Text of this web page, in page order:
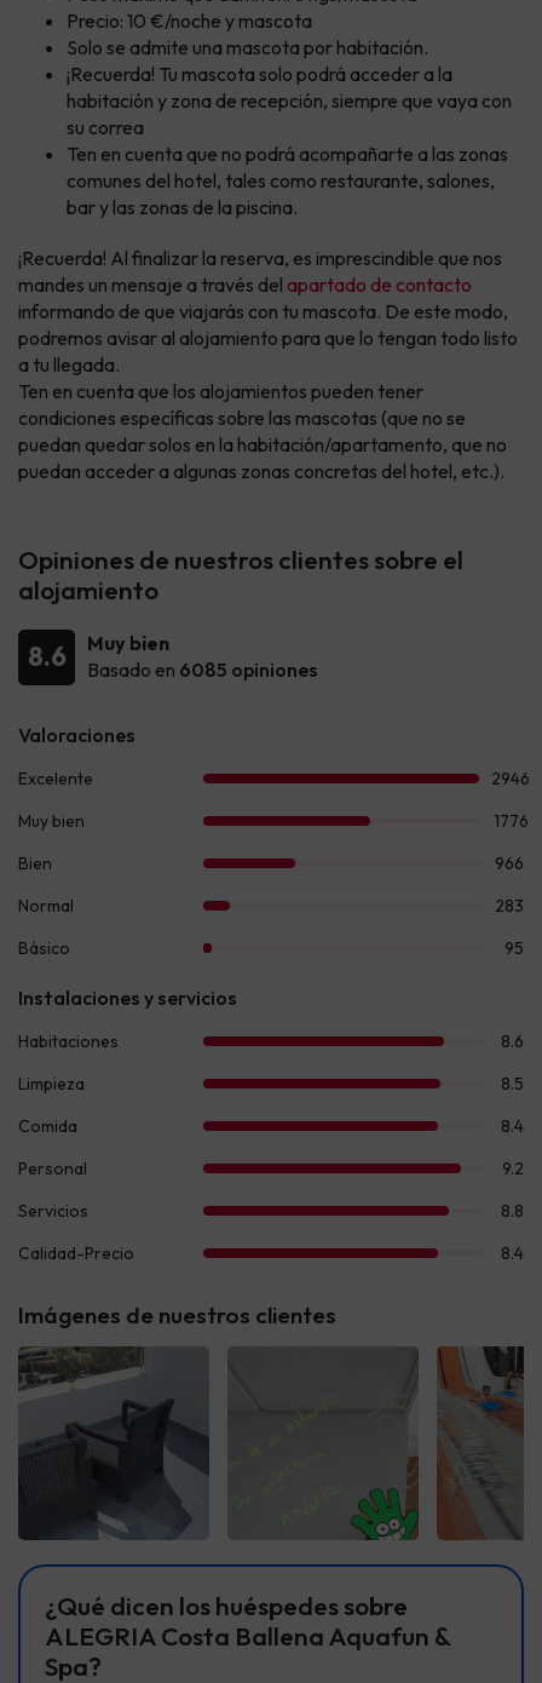
Precio: 10 €/noche y mascota
Solo se admite una mascota por habitación.
¡Recuerda! Tu mascota solo podrá acceder a la
habitación y zona de recepción, siempre que vaya con
su correa
Ten en cuenta que no podrá acompañarte a las zonas
comunes del hotel, tales como restaurante, salones,
bar y las zonas de la piscina.
¡Recuerda! Al finalizar la reserva, es imprescindible que nos
mandes un mensaje a través del apartado de contacto
informando de que viajarás con tu mascota. De este modo,
podremos avisar al alojamiento para que lo tengan todo listo
a tu llegada.
Ten en cuenta que los alojamientos pueden tener
condiciones específicas sobre las mascotas (que no se
puedan quedar solos en la habitación/apartamento, que no
puedan acceder a algunas zonas concretas del hotel, etc.).
Opiniones de nuestros clientes sobre el
alojamiento
8.6
Muy bien
Basado en 6085 opiniones
Imágenes de nuestros clientes
¿Qué dicen los huéspedes sobre
ALEGRIA Costa Ballena Aquafun &
Spa?